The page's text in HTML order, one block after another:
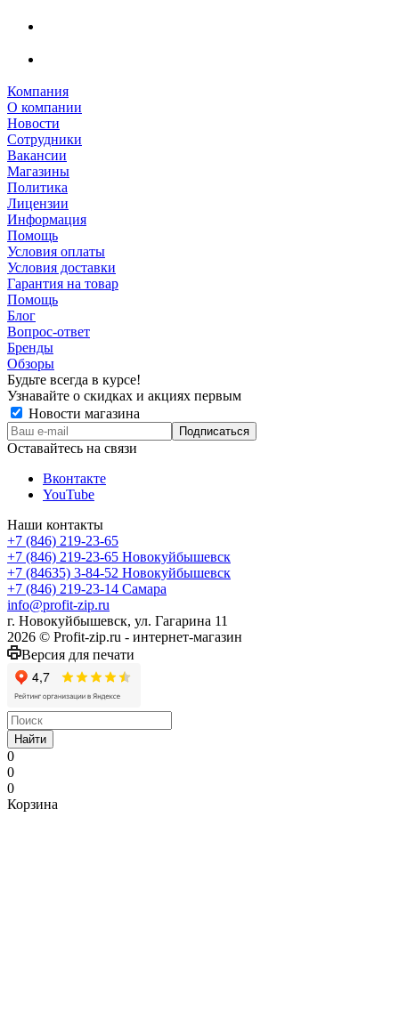
Компания
О компании
Новости
Сотрудники
Вакансии
Магазины
Политика
Лицензии
Информация
Помощь
Условия оплаты
Условия доставки
Гарантия на товар
Помощь
Блог
Вопрос-ответ
Бренды
Обзоры
Будьте всегда в курсе!
Узнавайте о скидках и акциях первым
Новости магазина
Оставайтесь на связи
Вконтакте
YouTube
Наши контакты
+7 (846) 219-23-65
+7 (846) 219-23-65 Новокуйбышевск
+7 (84635) 3-84-52 Новокуйбышевск
+7 (846) 219-23-14 Самара
info@profit-zip.ru
г. Новокуйбышевск, ул. Гагарина 11
2026 © Profit-zip.ru - интернет-магазин
Версия для печати
Найти
0
0
0
Корзина